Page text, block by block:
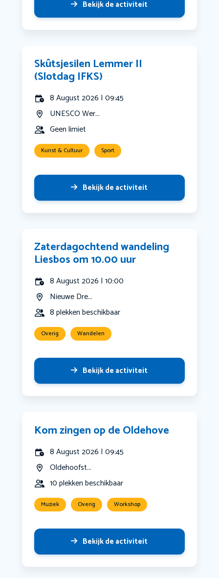
Bekijk de activiteit
Skûtsjesilen Lemmer II
(Slotdag IFKS)
8 August 2026 | 09:45
UNESCO Wer...
Geen limiet
Kunst & Cultuur Sport
Bekijk de activiteit
Zaterdagochtend wandeling
Liesbos om 10.00 uur
8 August 2026 | 10:00
Nieuwe Dre...
8 plekken beschikbaar
Overig Wandelen
Bekijk de activiteit
Kom zingen op de Oldehove
8 August 2026 | 09:45
Oldehoofst...
10 plekken beschikbaar
Muziek Overig Workshop
Bekijk de activiteit